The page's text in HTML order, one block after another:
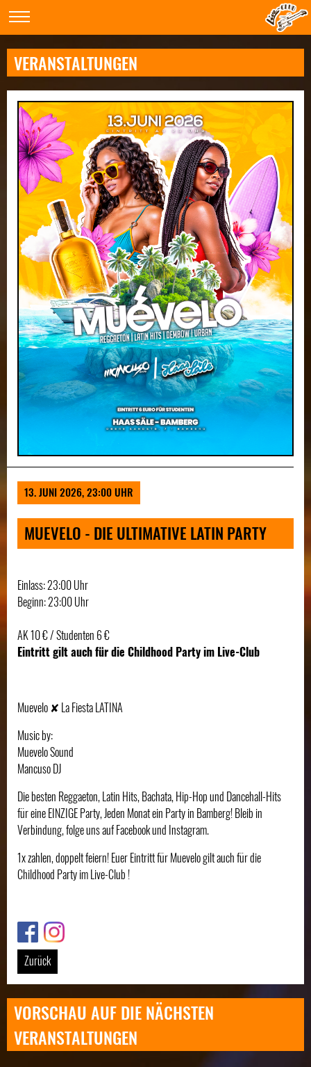
VERANSTALTUNGEN
13. JUNI 2026, 23:00 UHR
MUEVELO - DIE ULTIMATIVE LATIN PARTY
Einlass: 23:00 Uhr
Beginn: 23:00 Uhr
AK 10 € / Studenten 6 €
Eintritt gilt auch für die Childhood Party im Live-Club
Muevelo ✘ La Fiesta LATINA
Music by:
Muevelo Sound
Mancuso DJ
Die besten Reggaeton, Latin Hits, Bachata, Hip-Hop und Dancehall-Hits
für eine EINZIGE Party, Jeden Monat ein Party in Bamberg! Bleib in
Verbindung, folge uns auf Facebook und Instagram.
1x zahlen, doppelt feiern! Euer Eintritt für Muevelo gilt auch für die
Childhood Party im Live-Club !
Link
Link
Zurück
VORSCHAU AUF DIE NÄCHSTEN
VERANSTALTUNGEN